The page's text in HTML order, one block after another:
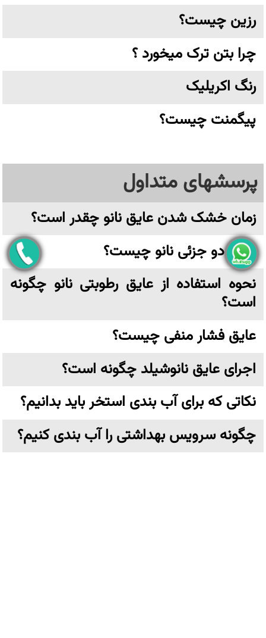
رزین چیست؟
چرا بتن ترک میخورد ؟
رنگ اکریلیک
پیگمنت چیست؟
پرسشهای متداول
زمان خشک شدن عایق نانو چقدر است؟
عایق دو جزئی نانو چیست؟
نحوه استفاده از عایق رطوبتی نانو چگونه
است؟
عایق فشار منفی چیست؟
اجرای عایق نانوشیلد چگونه است؟
نکاتی که برای آب بندی استخر باید بدانیم؟
چگونه سرویس بهداشتی را آب بندی کنیم؟